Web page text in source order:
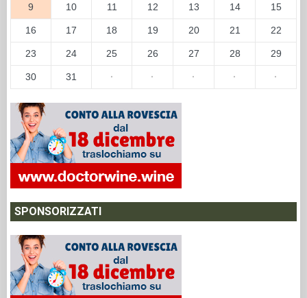
9 10 11 12 13 14 15
16 17 18 19 20 21 22
23 24 25 26 27 28 29
30 31 · · · · ·
SPONSORIZZATI